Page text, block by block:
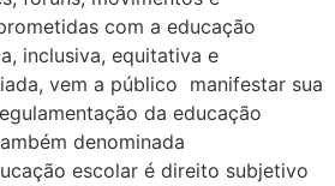
com a educação
inclusiva, equitativa e
vem a público manifestar sua
da educação
denominada
escolar é direito subjetivo